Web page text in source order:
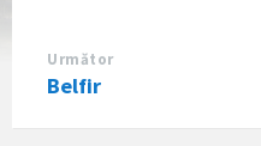
Următor
Belfir